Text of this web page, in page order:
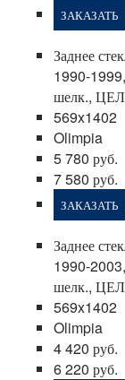
ЗАКАЗАТЬ
Заднее
1990-
шелк.,
569x1402
Olimpia
5 780 руб.
7 580 руб.
ЗАКАЗАТЬ
Заднее
1990-
шелк.,
569x1402
Olimpia
4 420 руб.
6 220 руб.